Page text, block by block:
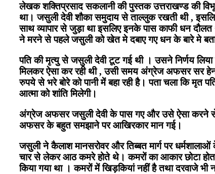
लेखक शक्तिप्रसाद सकलानी की पुस्तक उत्तराखण्ड की
था। जसुली देवी शौका समुदाय से ताल्लुक रखती थी ,
साथ व्यापार से जुड़ा था इसलिए इनके पास काफी धन
ने मरने से पहले जसुली को खेत मे दबाए गए धन के बारे मे
पति की मृत्यु से जसुली देवी टूट गई थी । उसने निर्णय
मिलकर ऐसा कर रही थी , उसी समय अंग्रेज अफसर सर
रुपये से भरे बोरे को पानी में बहा रही है। पता चला कि मृत
आत्मा को शांति मिलेगी।
अंग्रेज अफसर जसुली देवी के पास गए और उसे ऐसा करने से
अफसर के बहुत समझाने पर आखिरकार मान गई।
जसुली ने कैलाश मानसरोवर और तिब्बत मार्ग पर
चार से लेकर आठ कमरे होते थे। कमरों का आकार छोटा
किया गया था । कमरों में खिड़कियां नहीं है तथा दरवाजे भी